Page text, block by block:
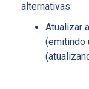
alternativas:
Atualizar
(emitindo